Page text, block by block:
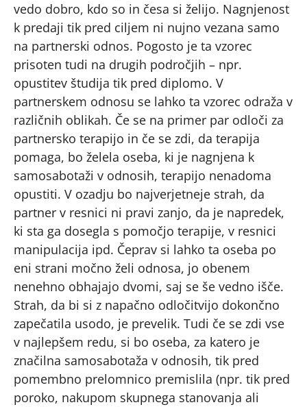
vedo dobro, kdo so in česa si želijo. Nagnjenost
k predaji tik pred ciljem ni nujno vezana samo
na partnerski odnos. Pogosto je ta vzorec
prisoten tudi na drugih področjih – npr.
opustitev študija tik pred diplomo. V
partnerskem odnosu se lahko ta vzorec odraža v
različnih oblikah. Če se na primer par odloči za
partnersko terapijo in če se zdi, da terapija
pomaga, bo želela oseba, ki je nagnjena k
samosabotaži v odnosih, terapijo nenadoma
opustiti. V ozadju bo najverjetneje strah, da
partner v resnici ni pravi zanjo, da je napredek,
ki sta ga dosegla s pomočjo terapije, v resnici
manipulacija ipd. Čeprav si lahko ta oseba po
eni strani močno želi odnosa, jo obenem
nenehno obhajajo dvomi, saj se še vedno išče.
Strah, da bi si z napačno odločitvijo dokončno
zapečatila usodo, je prevelik. Tudi če se zdi vse
v najlepšem redu, si bo oseba, za katero je
značilna samosabotaža v odnosih, tik pred
pomembno prelomnico premislila (npr. tik pred
poroko, nakupom skupnega stanovanja ali